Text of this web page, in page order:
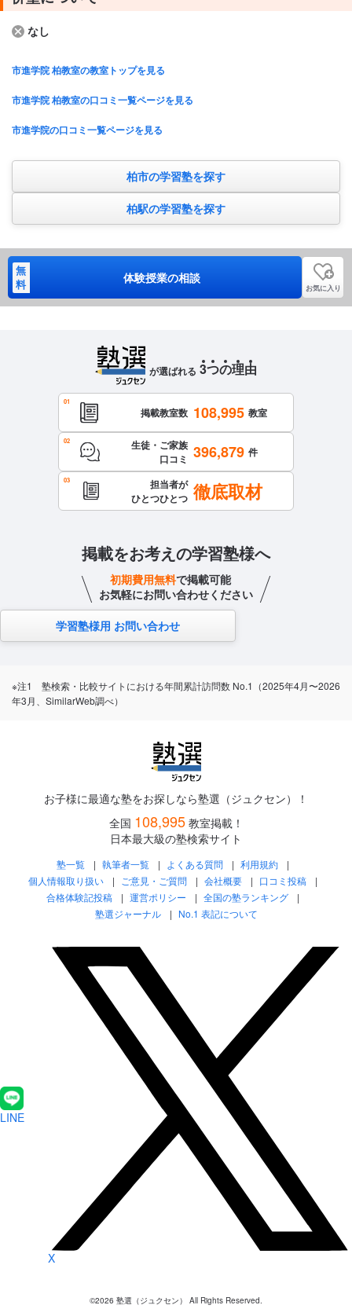
なし
市進学院 柏教室の教室トップを見る
市進学院 柏教室の口コミ一覧ページを見る
市進学院の口コミ一覧ページを見る
柏市の学習塾を探す
柏駅の学習塾を探す
無
料
体験授業の相談
お気に入り
が選ばれる 3つの理由
掲載教室数 108,995 教室
生徒・ご家族
口コミ 396,879 件
担当者が
ひとつひとつ 徹底取材
掲載をお考えの学習塾様へ
初期費用無料で掲載可能
お気軽にお問い合わせください
学習塾様用 お問い合わせ
※注1 塾検索・比較サイトにおける年間累計訪問数 No.1（2025年4月〜2026
年3月、SimilarWeb調べ）
お子様に最適な塾をお探しなら塾選（ジュクセン）！
全国 108,995 教室掲載！
日本最大級の塾検索サイト
塾一覧 執筆者一覧 よくある質問
利用規約
個人情報取り扱い
ご意見・ご質問 会社概要
口コミ投稿
合格体験記投稿
運営ポリシー
全国の塾ランキング
塾選ジャーナル
No.1 表記について
LINE
X
©2026 塾選（ジュクセン） All Rights Reserved.